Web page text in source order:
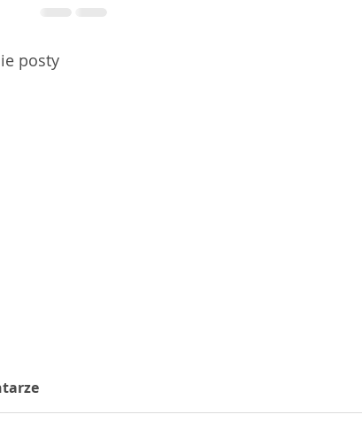
posty